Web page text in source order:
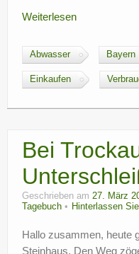
Weiterlesen
Abwasser Bayern
Einkaufen
Bei
Geschrieben am 27. März
Tagebuch
Hinterlassen
Hallo zusammen, heute
Steinhaus. Den Weg